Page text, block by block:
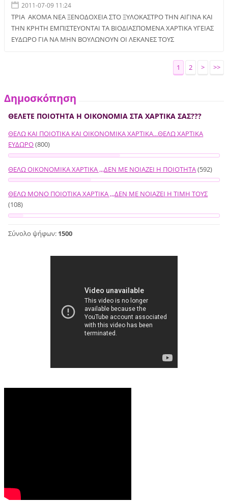
2011-07-09 11:24
ΤΡΙΑ ΑΚΟΜΑ ΝΕΑ ΞΕΝΟΔΟΧΕΙΑ ΣΤΟ ΞΥΛΟΚΑΣΤΡΟ ΤΗΝ ΑΙΓΙΝΑ ΚΑΙ
ΤΗΝ ΚΡΗΤΗ ΕΜΠΙΣΤΕΥΟΝΤΑΙ ΤΑ ΒΙΟΔΙΑΣΠΟΜΕΝΑ ΧΑΡΤΙΚΑ ΥΓΕΙΑΣ
ΕΥΔΩΡΟ ΓΙΑ ΝΑ ΜΗΝ ΒΟΥΛΩΝΟΥΝ ΟΙ ΛΕΚΑΝΕΣ ΤΟΥΣ
1 2 > >>
Δημοσκόπηση
ΘΕΛΕΤΕ ΠΟΙΟΤΗΤΑ Η ΟΙΚΟΝΟΜΙΑ ΣΤΑ ΧΑΡΤΙΚΑ ΣΑΣ???
ΘΕΛΩ ΚΑΙ ΠΟΙΟΤΙΚΑ ΚΑΙ ΟΙΚΟΝΟΜΙΚΑ ΧΑΡΤΙΚΑ...ΘΕΛΩ ΧΑΡΤΙΚΑ
ΕΥΔΩΡΟ(800)
ΘΕΛΩ ΟΙΚΟΝΟΜΙΚΑ ΧΑΡΤΙΚΑ ,,,ΔΕΝ ΜΕ ΝΟΙΑΖΕΙ Η ΠΟΙΟΤΗΤΑ(592)
ΘΕΛΩ ΜΟΝΟ ΠΟΙΟΤΙΚΑ ΧΑΡΤΙΚΑ ,,,ΔΕΝ ΜΕ ΝΟΙΑΖΕΙ Η ΤΙΜΗ ΤΟΥΣ
(108)
Σύνολο ψήφων: 1500